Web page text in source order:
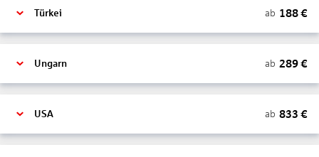
Türkei ab 188€
Ungarn ab 289€
USA ab 833 €